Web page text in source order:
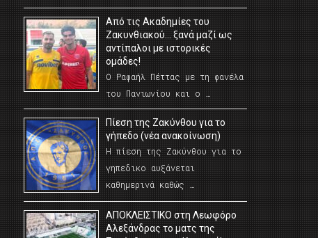
Από τις Ακαδημίες του
Ζακυνθιακού… ξανά μαζί ως
αντίπαλοι με ιστορικές
ομάδες!
Ο Ραφαήλ Πέττας με τη φανέλα
του Πανιωνίου και ο …
Πίεση της Ζακύνθου για το
γήπεδο (νέα ανακοίνωση)
Η πίεση της Ζακύνθου για το
γηπεδικο αυξάνεται
καθημερινά καθώς …
AΠΟΚΛΕΙΣΤΙΚΟ στη Λεωφόρο
Αλεξάνδρας το ματς της